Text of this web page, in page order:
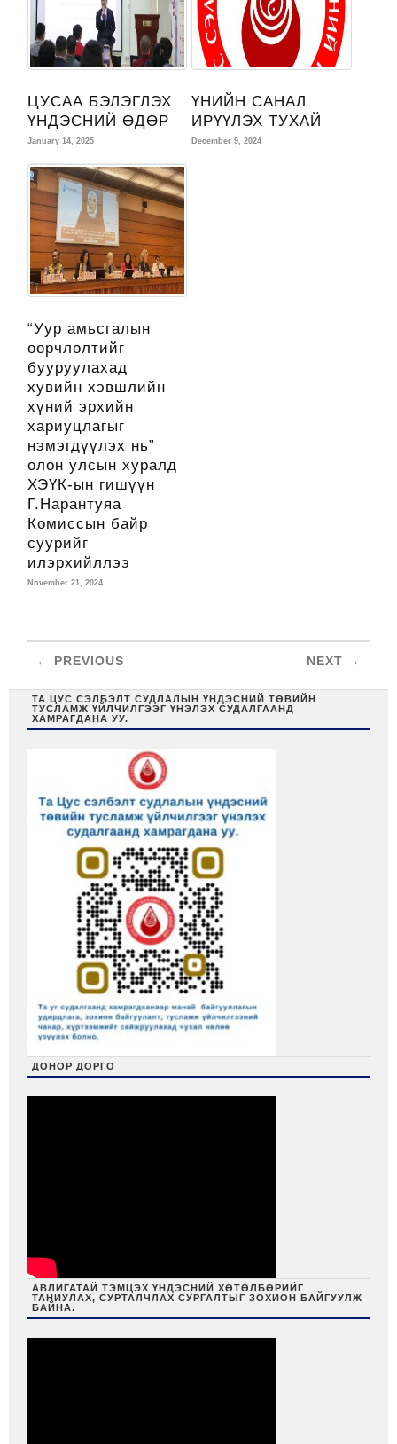
ЦУСАА БЭЛЭГЛЭХ
ҮНДЭСНИЙ ӨДӨР
January 14, 2025
ҮНИЙН САНАЛ
ИРҮҮЛЭХ ТУХАЙ
December 9, 2024
“Уур амьсгалын
өөрчлөлтийг
бууруулахад
хувийн хэвшлийн
хүний эрхийн
хариуцлагыг
нэмэгдүүлэх нь”
олон улсын хуралд
ХЭҮК-ын гишүүн
Г.Нарантуяа
Комиссын байр
суурийг
илэрхийллээ
November 21, 2024
← PREVIOUS NEXT →
ТА ЦУС СЭЛБЭЛТ СУДЛАЛЫН ҮНДЭСНИЙ ТӨВИЙН
ТУСЛАМЖ ҮЙЛЧИЛГЭЭГ ҮНЭЛЭХ СУДАЛГААНД
ХАМРАГДАНА УУ.
ДОНОР ДОРГО
АВЛИГАТАЙ ТЭМЦЭХ ҮНДЭСНИЙ ХӨТӨЛБӨРИЙГ
ТАНИУЛАХ, СУРТАЛЧЛАХ СУРГАЛТЫГ ЗОХИОН БАЙГУУЛЖ
БАЙНА.